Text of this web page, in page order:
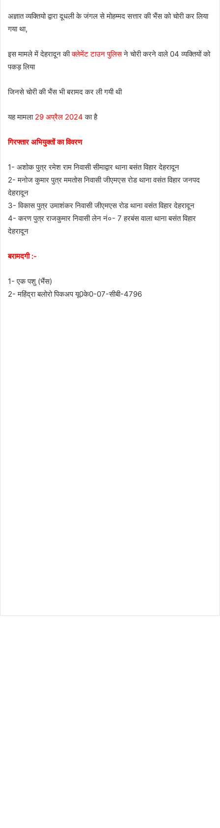
अज्ञात व्यक्तियो द्वारा दूधली के जंगल से मोहम्मद सत्तार की भैंस को चोरी कर लिया
गया था,
इस मामले में देहरादून कीक्लेमेंट टाउन पुलिसने चोरी करने वाले 04 व्यक्तियों को
पकड़ लिया
जिनसे चोरी की भैंस भी बरामद कर ली गयी थी
यह मामला 29 अप्रैल 2024 का है
गिरफ्तार अभियुक्तों का विवरण
1- अशोक पुत्र रमेश राम निवासी सीमाद्वार थाना बसंत विहार देहरादून
2- मनोज कुमार पुत्र ममतोस निवासी जीएमएस रोड थाना वसंत विहार जनपद
देहरादून
3- विकास पुत्र उमाशंकर निवासी जीएमएस रोड थाना वसंत विहार देहरादून
4- करण पुत्र राजकुमार निवासी लेन नं०- 7 हरबंस वाला थाना बसंत विहार
देहरादून
बरामदगी :-
1- एक पशु (भैंस)
2- महिंद्रा बलोरो पिकअप यू0के0-07-सीबी-4796